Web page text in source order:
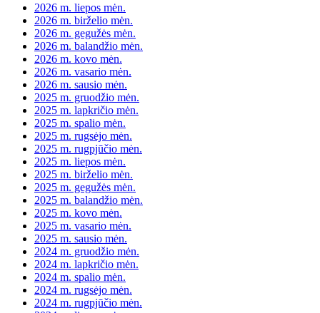
2026 m. liepos mėn.
2026 m. birželio mėn.
2026 m. gegužės mėn.
2026 m. balandžio mėn.
2026 m. kovo mėn.
2026 m. vasario mėn.
2026 m. sausio mėn.
2025 m. gruodžio mėn.
2025 m. lapkričio mėn.
2025 m. spalio mėn.
2025 m. rugsėjo mėn.
2025 m. rugpjūčio mėn.
2025 m. liepos mėn.
2025 m. birželio mėn.
2025 m. gegužės mėn.
2025 m. balandžio mėn.
2025 m. kovo mėn.
2025 m. vasario mėn.
2025 m. sausio mėn.
2024 m. gruodžio mėn.
2024 m. lapkričio mėn.
2024 m. spalio mėn.
2024 m. rugsėjo mėn.
2024 m. rugpjūčio mėn.